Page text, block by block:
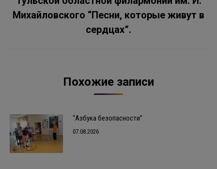
Следующая
запись:
Михайловского “Песни, которые живут в
сердцах”.
Похожие записи
“Азбука безопасности”
07.08.2026